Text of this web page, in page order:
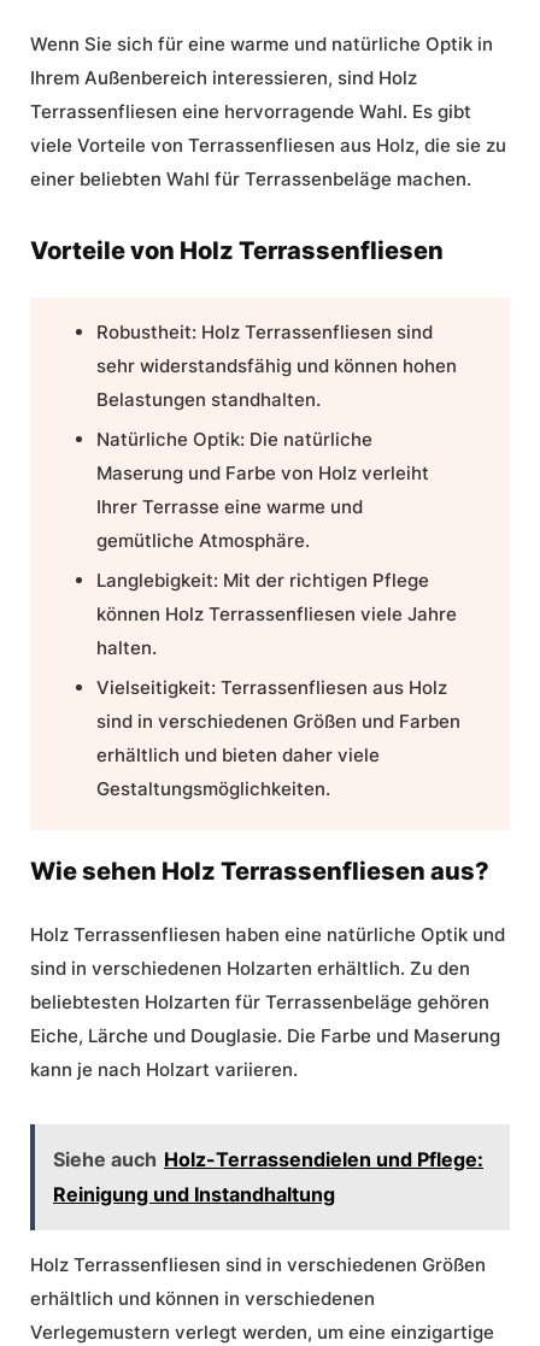
Wenn Sie sich für eine warme und natürliche Optik in
Ihrem Außenbereich interessieren, sind Holz
Terrassenfliesen eine hervorragende Wahl. Es gibt
viele Vorteile von Terrassenfliesen aus Holz, die sie zu
einer beliebten Wahl für Terrassenbeläge machen.
Vorteile von Holz Terrassenfliesen
Robustheit: Holz Terrassenfliesen sind
sehr widerstandsfähig und können hohen
Belastungen standhalten.
Natürliche Optik: Die natürliche
Maserung und Farbe von Holz verleiht
Ihrer Terrasse eine warme und
gemütliche Atmosphäre.
Langlebigkeit: Mit der richtigen Pflege
können Holz Terrassenfliesen viele Jahre
halten.
Vielseitigkeit: Terrassenfliesen aus Holz
sind in verschiedenen Größen und Farben
erhältlich und bieten daher viele
Gestaltungsmöglichkeiten.
Wie sehen Holz Terrassenfliesen aus?
Holz Terrassenfliesen haben eine natürliche Optik und
sind in verschiedenen Holzarten erhältlich. Zu den
beliebtesten Holzarten für Terrassenbeläge gehören
Eiche, Lärche und Douglasie. Die Farbe und Maserung
kann je nach Holzart variieren.
Siehe auch Holz-Terrassendielen und Pflege:
Reinigung und Instandhaltung
Holz Terrassenfliesen sind in verschiedenen Größen
erhältlich und können in verschiedenen
Verlegemustern verlegt werden, um eine einzigartige